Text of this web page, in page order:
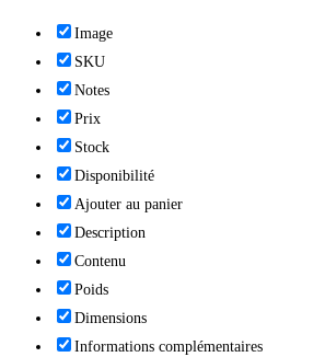
Image
SKU
Notes
Prix
Stock
Disponibilité
Ajouter au panier
Description
Contenu
Poids
Dimensions
Informations complémentaires